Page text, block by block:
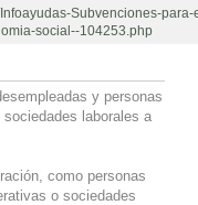
Subvenciones-
social--104253.php
y personas
laborales a
como personas
o sociedades